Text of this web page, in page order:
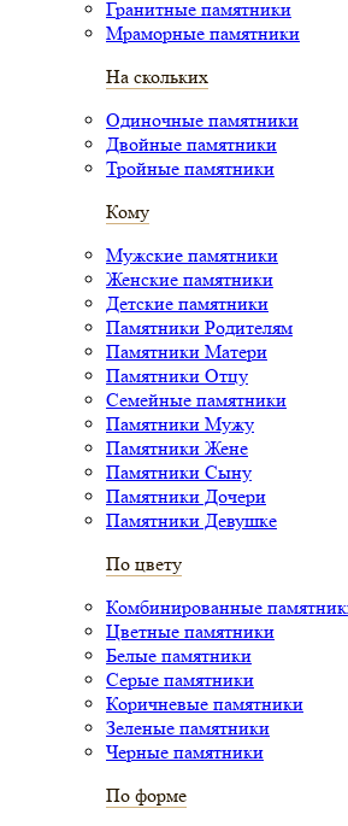
Гранитные памятники
Мраморные памятники
На скольких
Одиночные памятники
Двойные памятники
Тройные памятники
Кому
Мужские памятники
Женские памятники
Детские памятники
Памятники Родителям
Памятники Матери
Памятники Отцу
Семейные памятники
Памятники Мужу
Памятники Жене
Памятники Сыну
Памятники Дочери
Памятники Девушке
По цвету
Комбинированные
Цветные памятники
Белые памятники
Серые памятники
Коричневые памятники
Зеленые памятники
Черные памятники
По форме